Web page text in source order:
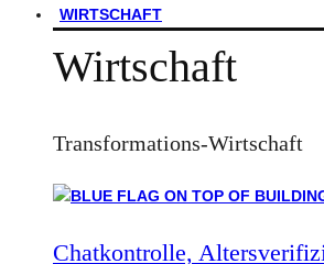
WIRTSCHAFT
Wirtschaft
Transformations-Wirtschaft
Chatkontrolle,